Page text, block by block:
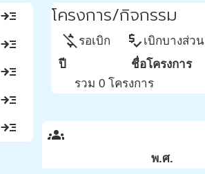
โครงการ/กิจกรรม
money_off รอเบิก price_check เบิกบางส่วน
ปี
ชื่อโครงการ
รวม 0 โครงการ
read_more
read_more
read_more
read_more
read_more groups
พ.ศ.